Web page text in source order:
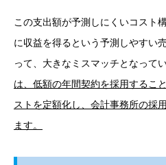
この支出額が予測しにくいコスト
に収益を得るという予測しやすい
って、大きなミスマッチとなってい
は、低額の年間契約を採用するこ
ストを定額化し、会計事務所の採
ます。